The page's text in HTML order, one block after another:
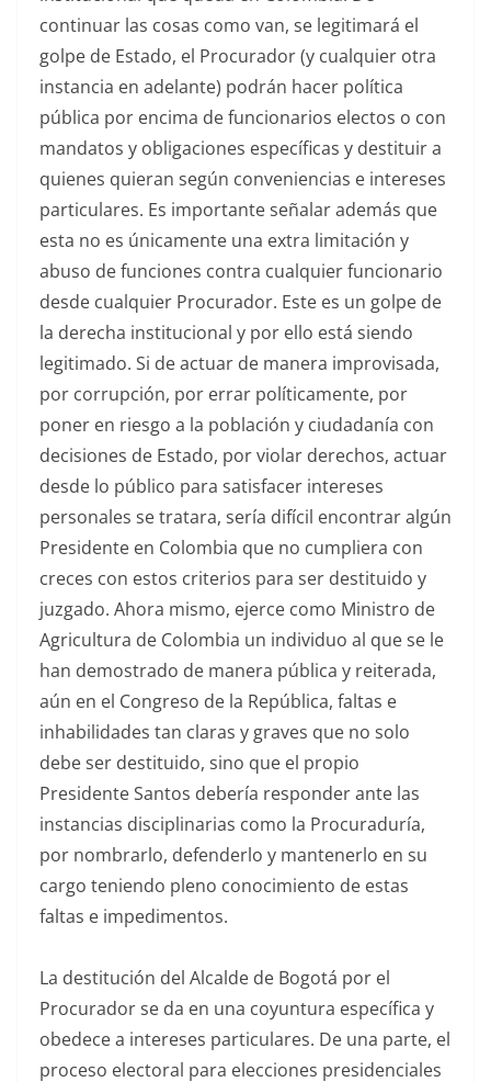
continuar las cosas como van, se legitimará el
golpe de Estado, el Procurador (y cualquier otra
instancia en adelante) podrán hacer política
pública por encima de funcionarios electos o con
mandatos y obligaciones específicas y destituir a
quienes quieran según conveniencias e intereses
particulares. Es importante señalar además que
esta no es únicamente una extra limitación y
abuso de funciones contra cualquier funcionario
desde cualquier Procurador. Este es un golpe de
la derecha institucional y por ello está siendo
legitimado. Si de actuar de manera improvisada,
por corrupción, por errar políticamente, por
poner en riesgo a la población y ciudadanía con
decisiones de Estado, por violar derechos, actuar
desde lo público para satisfacer intereses
personales se tratara, sería difícil encontrar algún
Presidente en Colombia que no cumpliera con
creces con estos criterios para ser destituido y
juzgado. Ahora mismo, ejerce como Ministro de
Agricultura de Colombia un individuo al que se le
han demostrado de manera pública y reiterada,
aún en el Congreso de la República, faltas e
inhabilidades tan claras y graves que no solo
debe ser destituido, sino que el propio
Presidente Santos debería responder ante las
instancias disciplinarias como la Procuraduría,
por nombrarlo, defenderlo y mantenerlo en su
cargo teniendo pleno conocimiento de estas
faltas e impedimentos.
La destitución del Alcalde de Bogotá por el
Procurador se da en una coyuntura específica y
obedece a intereses particulares. De una parte, el
proceso electoral para elecciones presidenciales